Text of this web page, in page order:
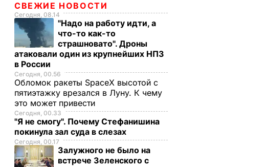
СВЕЖИЕ НОВОСТИ
Сегодня, 08.14
"Надо на работу идти, а
что-то как-то
страшновато". Дроны
атаковали один из крупнейших НПЗ
в России
Сегодня, 00.56
Обломок ракеты SpaceX высотой с
пятиэтажку врезался в Луну. К чему
это может привести
Сегодня, 00.33
"Я не смогу". Почему Стефанишина
покинула зал суда в слезах
Сегодня, 00.17
Залужного не было на
встрече Зеленского с